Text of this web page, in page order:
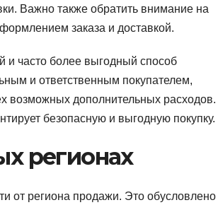
Важно также обратить внимание на
заказа и доставкой.
и часто более выгодный способ
и ответственным покупателем,
возможных дополнительных расходов.
безопасную и выгодную покупку.
регионах
от региона продажи. Это обусловлено